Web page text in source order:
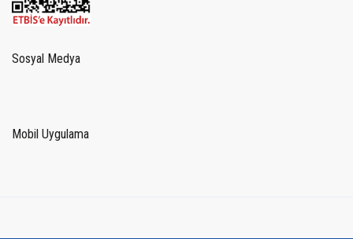
Sosyal Medya
Mobil Uygulama